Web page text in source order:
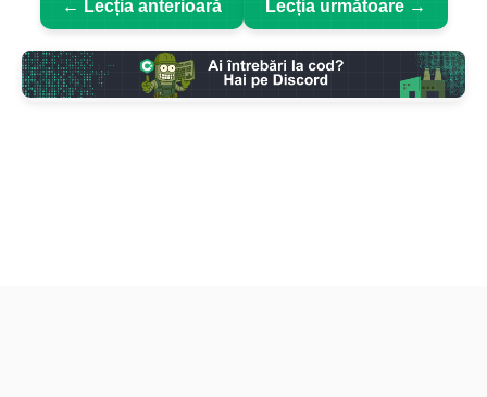
← Lecția anterioară Lecția următoare →